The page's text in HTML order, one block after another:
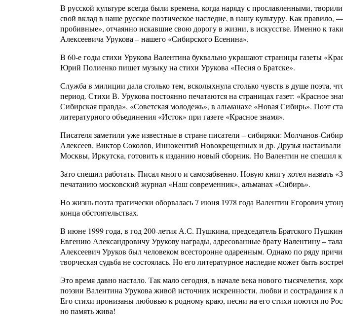
В русской культуре всегда были времена, когда наряду с прославленными,
свой вклад в наше русское поэтическое наследие, в нашу культуру. Как
пробивные», отчаянно искавшие свою дорогу в жизни, в искусстве. Именно к
Алексеевича Урукова – нашего «Сибирского Есенина».
В 60-е годы стихи Урукова Валентина буквально украшают страницы газеты
Юрий Полиенко пишет музыку на стихи Урукова «Песня о Братске».
Служба в милиции дала столько тем, всколыхнула столько чувств в душе поэта,
период. Стихи В. Урукова постоянно печатаются на страницах газет: «Красное
Сибирская правда», «Советская молодежь», в альманахе «Новая Сибирь». Поэт
литературного объединения «Исток» при газете «Красное знамя».
Писателя заметили уже известные в стране писатели – сибиряки: Молчанов-
Алексеев, Виктор Соколов, Иннокентий Новокрещенных и др. Друзья настаивали
Москвы, Иркутска, готовить к изданию новый сборник. Но Валентин не спешил
Зато спешил работать. Писал много и самозабвенно. Новую книгу хотел назвать
печатанию московский журнал «Наш современник», альманах «Сибирь».
Но жизнь поэта трагически оборвалась 7 июня 1978 года Валентин Егорович
конца обстоятельствах.
В июне 1999 года, в год 200-летия А.С. Пушкина, председатель Братского
Евгению Александровичу Урукову награды, адресованные брату Валентину –
Алексеевич Уруков был человеком всесторонне одаренным. Однако по ряду
творческая судьба не состоялась. Но его литературное наследие может быть
Это время давно настало. Так мало сегодня, в начале века нового тысячелетия,
поэзии Валентина Урукова живой источник искренности, любви и сострадания
Его стихи пронизаны любовью к родному краю, песни на его стихи поются по
но память жива!